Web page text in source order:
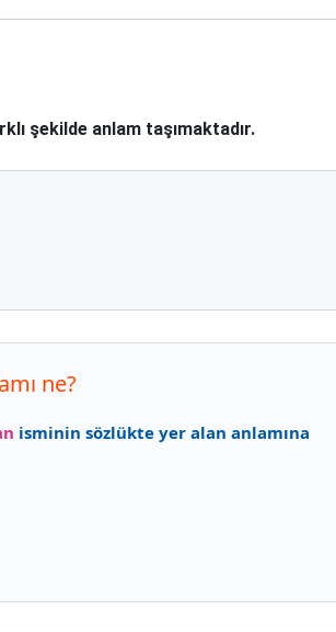
şekilde anlam taşımaktadır.
ne?
isminin sözlükte yer alan anlamına